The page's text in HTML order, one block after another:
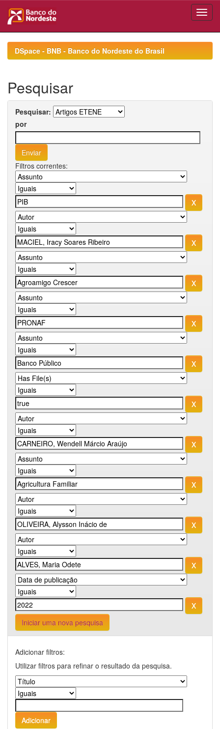
navigationDSpace - BNB - Banco do Nordeste do Brasil
Pesquisar
Pesquisar:
por
Filtros correntes:
Iniciar uma nova pesquisa
Adicionar filtros:
Utilizar filtros para refinar o resultado da pesquisa.